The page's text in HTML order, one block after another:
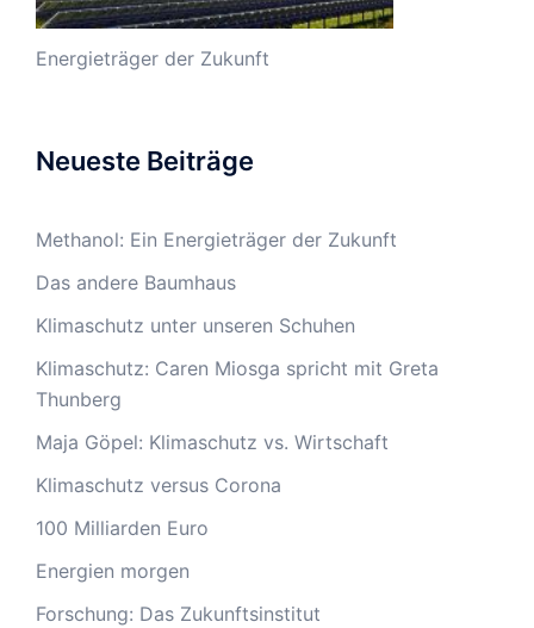
Energieträger der Zukunft
Neueste Beiträge
Methanol: Ein Energieträger der Zukunft
Das andere Baumhaus
Klimaschutz unter unseren Schuhen
Klimaschutz: Caren Miosga spricht mit Greta
Thunberg
Maja Göpel: Klimaschutz vs. Wirtschaft
Klimaschutz versus Corona
100 Milliarden Euro
Energien morgen
Forschung: Das Zukunftsinstitut